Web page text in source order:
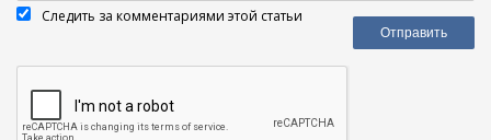
Следить за комментариями этой статьи